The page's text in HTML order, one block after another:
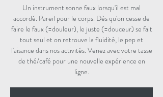
Un instrument sonne faux lorsqu'il est mal
accordé. Pareil pour le corps. Dès qu'on cesse de
faire le faux (=douleur), le juste (=douceur) se fait
tout seul et on retrouve la fluidité, le pep et
l'aisance dans nos activités. Venez avec votre tasse
de thé/café pour une nouvelle expérience en
ligne.